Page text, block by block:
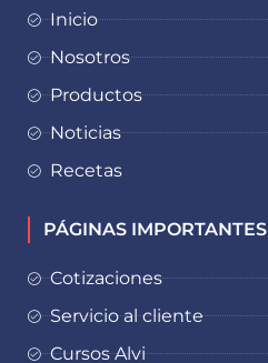
Inicio
Nosotros
Productos
Noticias
Recetas
PÁGINAS IMPORTANTES
Cotizaciones
Servicio al cliente
Cursos Alvi